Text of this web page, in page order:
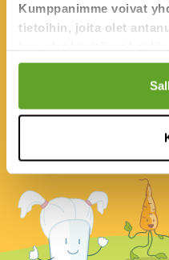
Kumppanimme voivat
tietoihin, joita olet
Info aikuisille
Tehtävä sopii pareittain tai
Instagramin ikäraja on 13
kuvien lataamiseen